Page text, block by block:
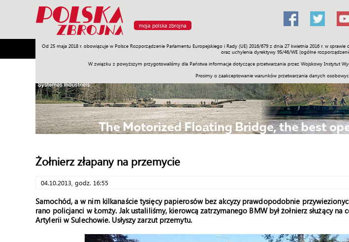
moja polska zbrojna
Od 25 maja 2018 r. obowiązuje w Polsce Rozporządzenie Parlamentu Europejskiego i Rady (UE) 2016/679 z dnia 27 kwietnia 2016 r. w
oraz uchylenia dyrektywy 95/46/WE (ogólne
W związku z powyższym przygotowaliśmy dla Państwa informacje dotyczące przetwarzania przez Wojskowy Instytut
Prosimy o zaakceptowanie warunków przetwarzania danych
Armia Poligon Sprzęt Misje Polityka Prawo Świat Społeczność Sport Historia
Żołnierz złapany na przemycie
04.10.2013, godz. 16:55
Samochód, a w nim kilkanaście tysięcy papierosów bez akcyzy prawdopodobnie
rano policjanci w Łomży. Jak ustaliliśmy, kierowcą zatrzymanego BMW był żołnierz służący na
Artylerii w Sulechowie. Usłyszy zarzut przemytu.